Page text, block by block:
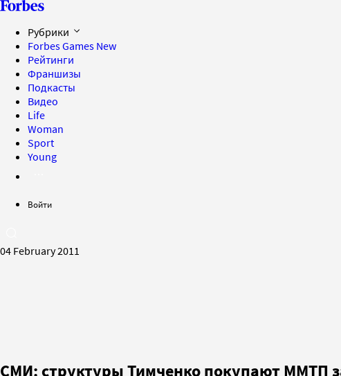
Рубрики
Forbes Games New
Рейтинги
Франшизы
Подкасты
Видео
Life
Woman
Sport
Young
Войти
04 February 2011
СМИ: структуры Тимченко покупают ММТП